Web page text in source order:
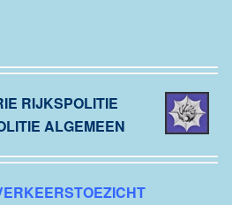
RIJKSPOLITIE
ALGEMEEN